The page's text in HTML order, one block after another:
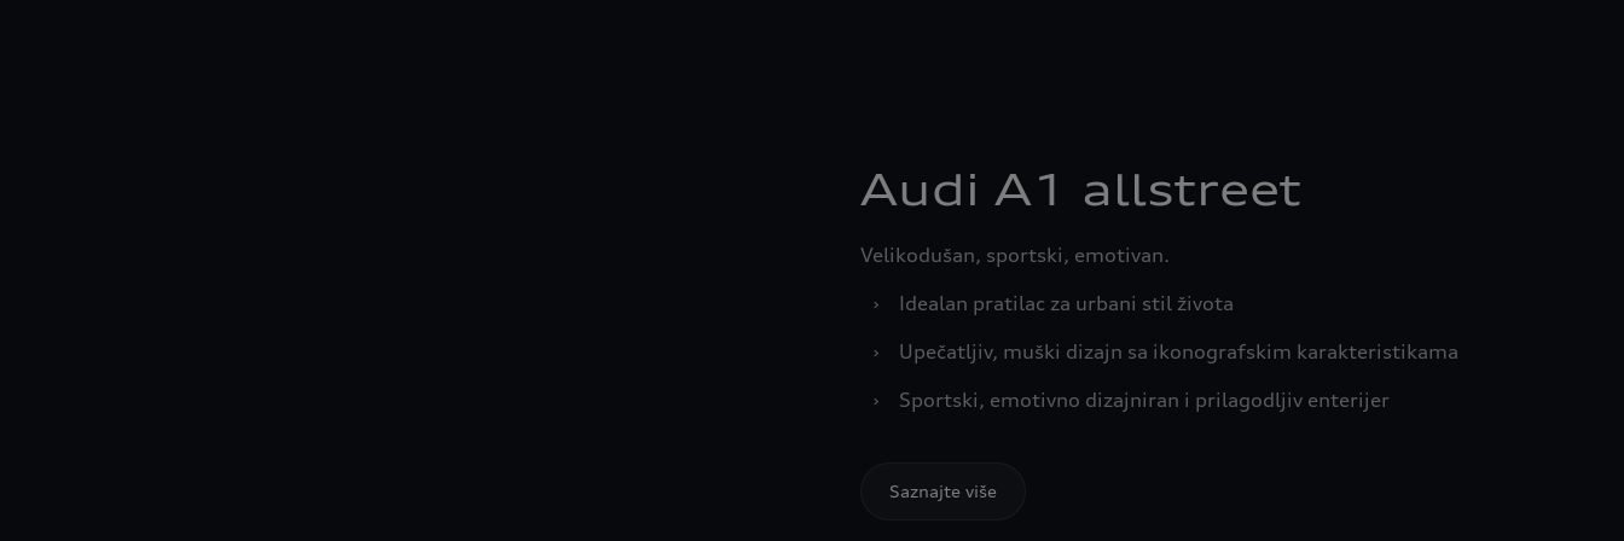
Audi A1 allstreet
Velikodušan, sportski, emotivan.
›
Idealan pratilac za urbani stil života
›
Upečatljiv, muški dizajn sa ikonografskim karakteristikama
›
Sportski, emotivno dizajniran i prilagodljiv enterijer
Saznajte više